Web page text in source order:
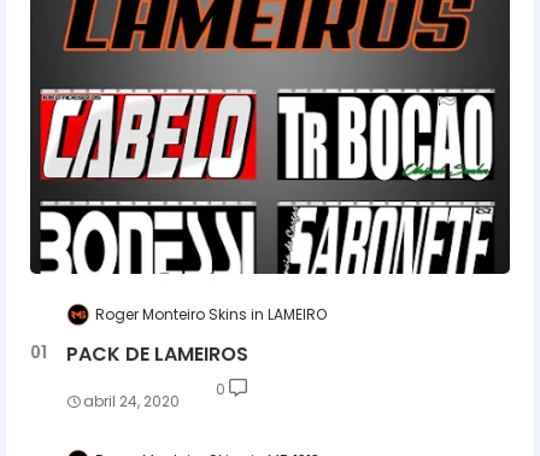
Roger Monteiro Skins LAMEIRO
PACK DE LAMEIROS
abril 24, 2020
0